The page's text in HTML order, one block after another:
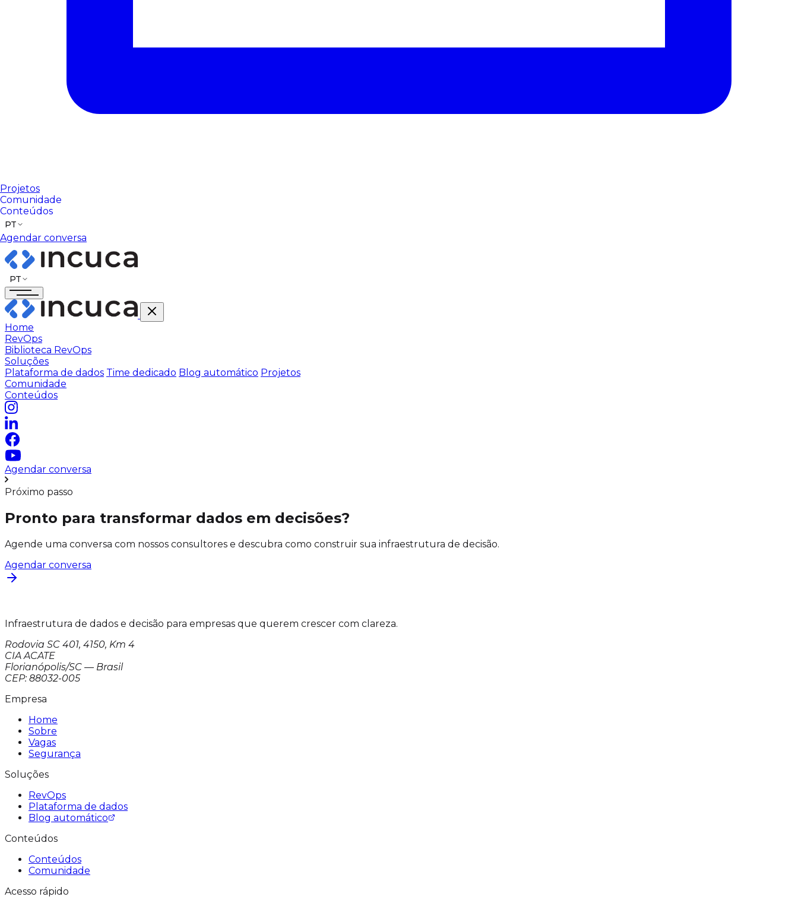
Projetos
Comunidade
Conteúdos
PT
Agendar conversa
PT
Home
RevOps
Biblioteca RevOps
Soluções
Plataforma de dados Time dedicado Blog automático Projetos
Comunidade
Conteúdos
Agendar conversa
Próximo passo
Pronto para transformar dados em decisões?
Agende uma conversa com nossos consultores e descubra como construir sua infraestrutura de decisão.
Agendar conversa
Infraestrutura de dados e decisão para empresas que querem crescer com clareza.
Rodovia SC 401, 4150, Km 4
CIA ACATE
Florianópolis/SC — Brasil
CEP: 88032-005
Empresa
Home
Sobre
Vagas
Segurança
Soluções
RevOps
Plataforma de dados
Blog automático
Conteúdos
Conteúdos
Comunidade
Acesso rápido